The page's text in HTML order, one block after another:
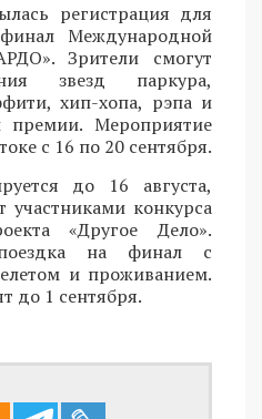
регистрация для
Международной
Зрители смогут
звезд паркура,
хип-хопа, рэпа и
премии. Мероприятие
с 16 по 20 сентября.
до 16 августа,
участниками конкурса
«Другое Дело».
на финал с
и проживанием.
до 1 сентября.